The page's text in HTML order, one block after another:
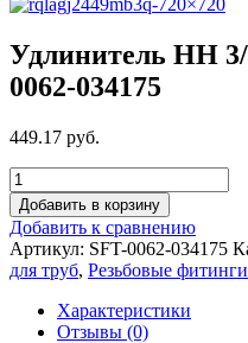
Удлинитель НН
0062-034175
449.17 руб.
Добавить в корзину
Добавить к сравнению
Артикул: SFT-0062-034175
для труб, Резьбовые
Характеристики
Отзывы (0)